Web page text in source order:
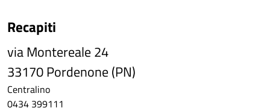
Recapiti
via Montereale 24
33170 Pordenone (PN)
Centralino
0434 399111